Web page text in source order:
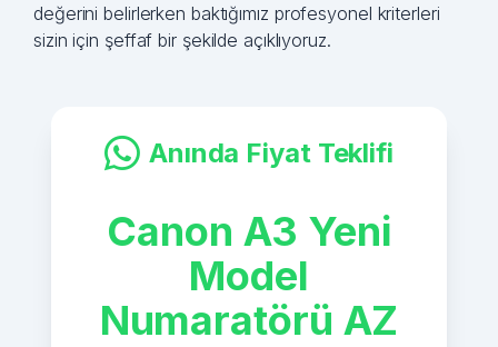
değerini belirlerken baktığımız profesyonel kriterleri
sizin için şeffaf bir şekilde açıklıyoruz.
Anında Fiyat Teklifi
Canon A3 Yeni
Model
Numaratörü AZ